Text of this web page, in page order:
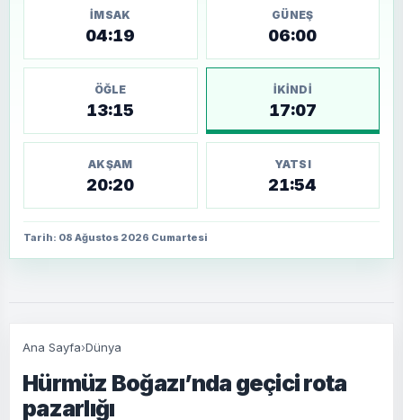
İMSAK
04:19
GÜNEŞ
06:00
ÖĞLE
13:15
İKINDI
17:07
AKŞAM
20:20
YATSI
21:54
Tarih: 08 Ağustos 2026 Cumartesi
Ana Sayfa›Dünya
Hürmüz Boğazı’nda geçici rota
pazarlığı